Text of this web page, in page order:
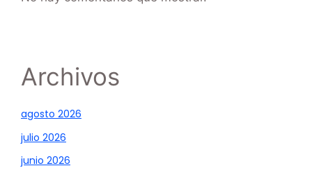
Archivos
agosto 2026
julio 2026
junio 2026